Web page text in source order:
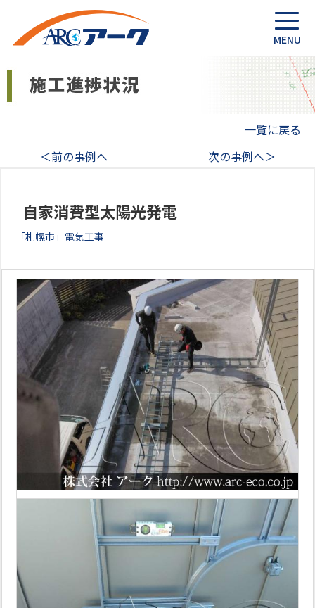
一覧に戻る
＜前の事例へ
次の事例へ＞
自家消費型太陽光発電
「札幌市」電気工事